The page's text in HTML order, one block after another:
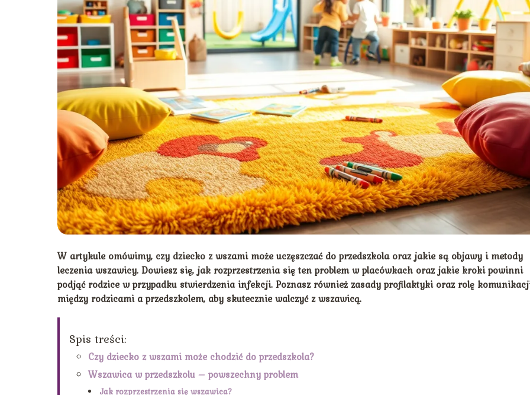
W artykule omówimy, czy dziecko z wszami może uczęszczać do przedszkola oraz jakie są objawy i metody
leczenia wszawicy. Dowiesz się, jak rozprzestrzenia się ten problem w placówkach oraz jakie kroki powinni
podjąć rodzice w przypadku stwierdzenia infekcji. Poznasz również zasady profilaktyki oraz rolę
między rodzicami a przedszkolem, aby skutecznie walczyć z wszawicą.
Spis treści:
Czy dziecko z wszami może chodzić do przedszkola?
Wszawica w przedszkolu – powszechny problem
Jak rozprzestrzenia się wszawica?